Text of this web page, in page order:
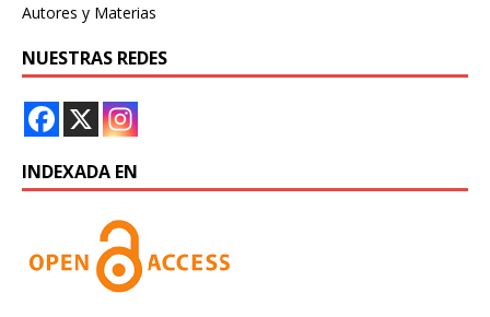
Autores y Materias
NUESTRAS REDES
INDEXADA EN